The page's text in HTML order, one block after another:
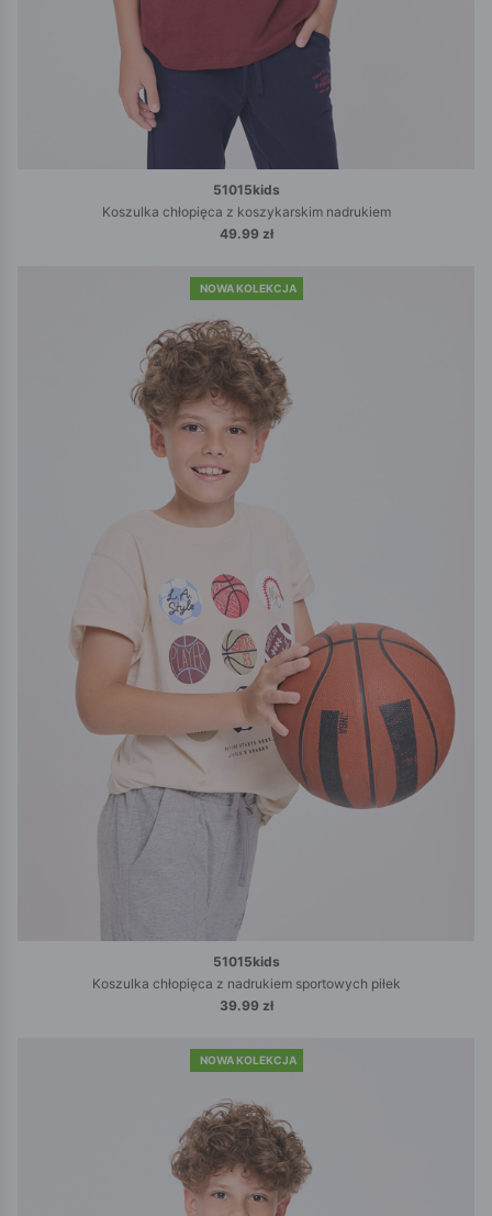
51015kids
Koszulka chłopięca z koszykarskim nadrukiem
49.99 zł
NOWA KOLEKCJA
51015kids
Koszulka chłopięca z nadrukiem sportowych piłek
39.99 zł
NOWA KOLEKCJA